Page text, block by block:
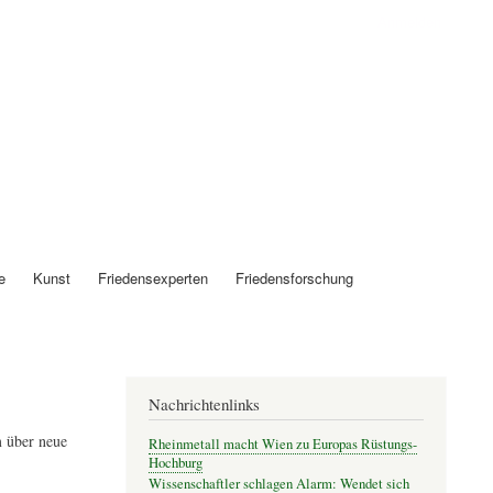
Kunst Friedensexperten Friedensforschung
über neue
Nachrichtenlinks
Rheinmetall macht Wien zu Europas Rüstungs-
Hochburg
Wissenschaftler schlagen Alarm: Wendet sich